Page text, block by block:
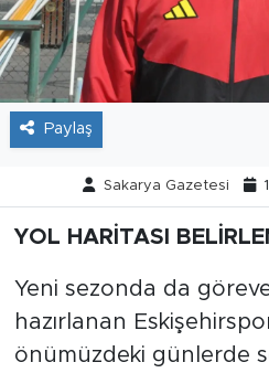
Paylaş
Sakarya Gazetesi
YOL HARİTASI
Yeni sezonda da
hazırlanan
önümüzdeki günlerde
Foto Şaka
Teknoloji
Politika